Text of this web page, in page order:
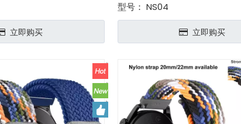
立即购买
型号： NS04
立即购买